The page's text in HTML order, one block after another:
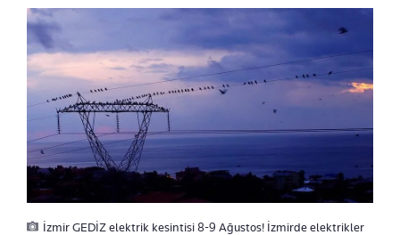
İzmir GEDİZ elektrik kesintisi 8-9 Ağustos! İzmirde elektrikler